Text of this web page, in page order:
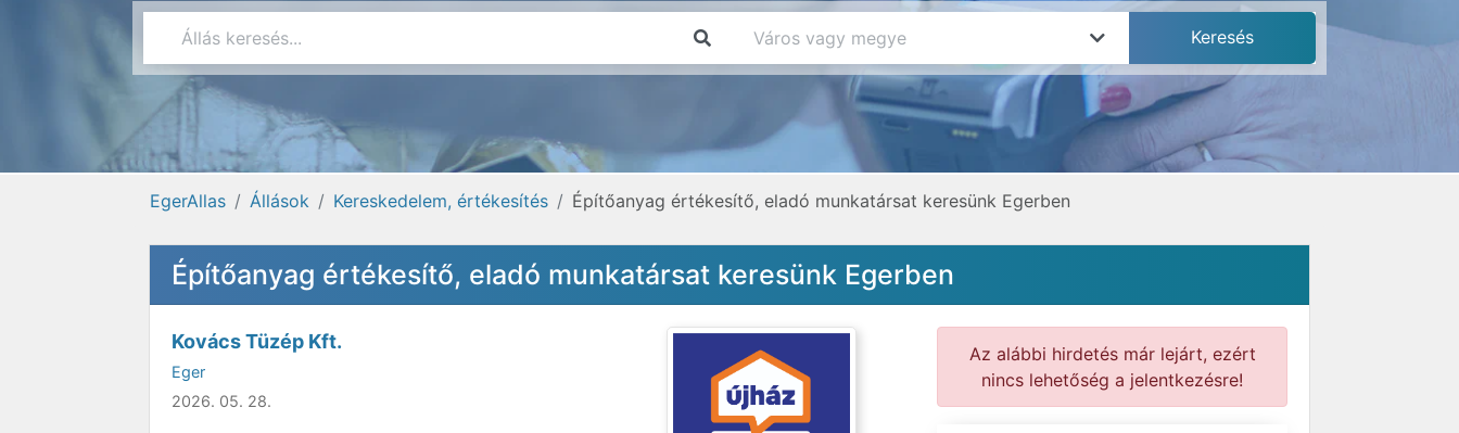
EgerAllas Állások Kereskedelem, értékesítés Építőanyag értékesítő, eladó munkatársat keresünk Egerben
Építőanyag értékesítő, eladó munkatársat keresünk Egerben
Kovács Tüzép Kft.
Eger
2026. 05. 28.
Az alábbi hirdetés már lejárt, ezért
nincs lehetőség a jelentkezésre!